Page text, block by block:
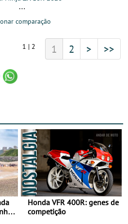
comparação
1 | 2 1 2 > >>
Honda VFR 400R: genes de
competição